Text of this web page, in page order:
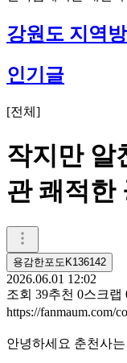
강원도 지역방
인기글
[전체 ]
작지만 알
관 쾌적한
용감한포도K136142
2026.06.01 12:02
조회 39추천 0스크랩
https://fanmaum.com/
안녕하세요 춘천사